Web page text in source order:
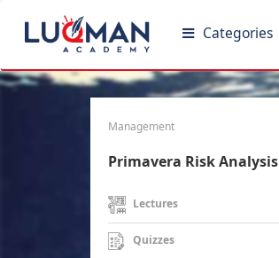
Categories
Management
Primavera Risk Analysis
Lectures
Quizzes